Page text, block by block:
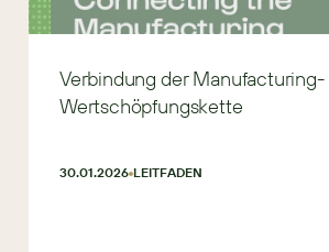
Verbindung der Manufacturing-
Wertschöpfungskette
30.01.2026 LEITFADEN